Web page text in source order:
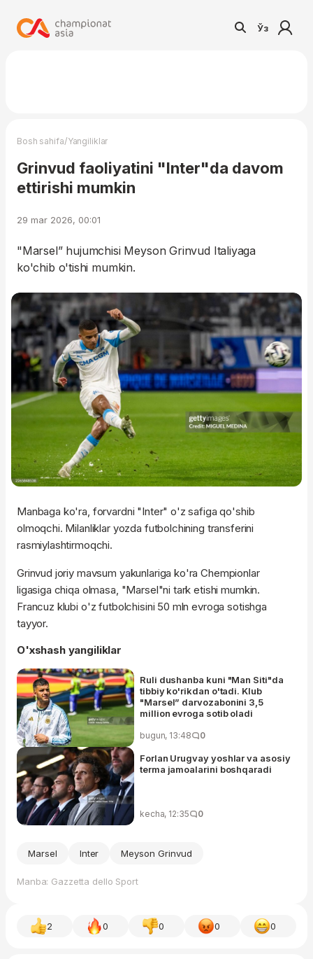
Ўз
Bosh sahifa/Yangiliklar
Grinvud faoliyatini "Inter"da davom
ettirishi mumkin
29 mar 2026, 00:01
"Marsel” hujumchisi Meyson Grinvud Italiyaga
ko'chib o'tishi mumkin.
Manbaga ko'ra, forvardni "Inter" o'z safiga qo'shib
olmoqchi. Milanliklar yozda futbolchining transferini
rasmiylashtirmoqchi.
Grinvud joriy mavsum yakunlariga ko'ra Chempionlar
ligasiga chiqa olmasa, "Marsel"ni tark etishi mumkin.
Francuz klubi o'z futbolchisini 50 mln evroga sotishga
tayyor.
O'xshash yangiliklar
Ruli dushanba kuni "Man Siti"da
tibbiy ko'rikdan o'tadi. Klub
"Marsel” darvozabonini 3,5
million evroga sotib oladi
bugun, 13:48 0
Forlan Urugvay yoshlar va asosiy
terma jamoalarini boshqaradi
kecha, 12:35 0
Marsel Inter Meyson Grinvud
Manba: Gazzetta dello Sport
2 0 0 0 0